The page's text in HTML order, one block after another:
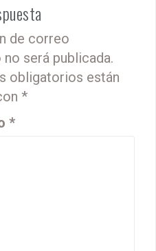
de correo
será publicada.
obligatorios están
*
*